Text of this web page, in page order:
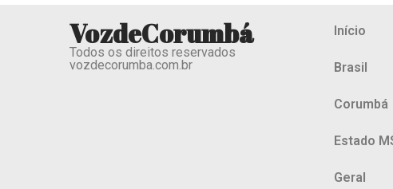
VozdeCorumbá
Todos os direitos reservados
vozdecorumba.com.br
Início
Brasil
Corumbá
Estado
Geral